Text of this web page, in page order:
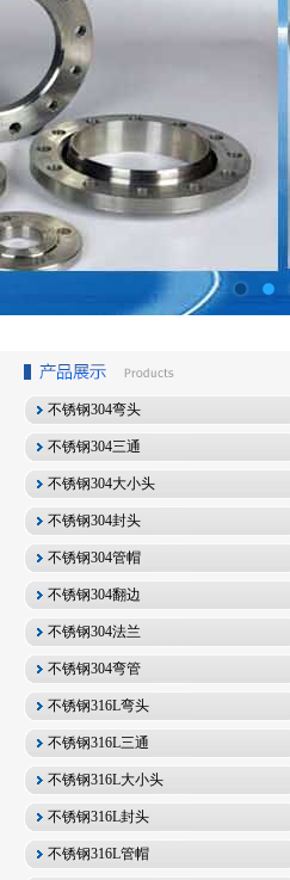
不锈钢304弯头
不锈钢304三通
不锈钢304大小头
不锈钢304封头
不锈钢304管帽
不锈钢304翻边
不锈钢304法兰
不锈钢304弯管
不锈钢316L弯头
不锈钢316L三通
不锈钢316L大小头
不锈钢316L封头
不锈钢316L管帽